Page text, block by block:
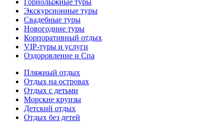
Экскурсионные туры
Свадебные туры
Новогодние туры
Корпоративный отдых
VIP-туры и услуги
Оздоровление и Спа
Пляжный отдых
Отдых на островах
Отдых с детьми
Морские круизы
Детский отдых
Отдых без детей